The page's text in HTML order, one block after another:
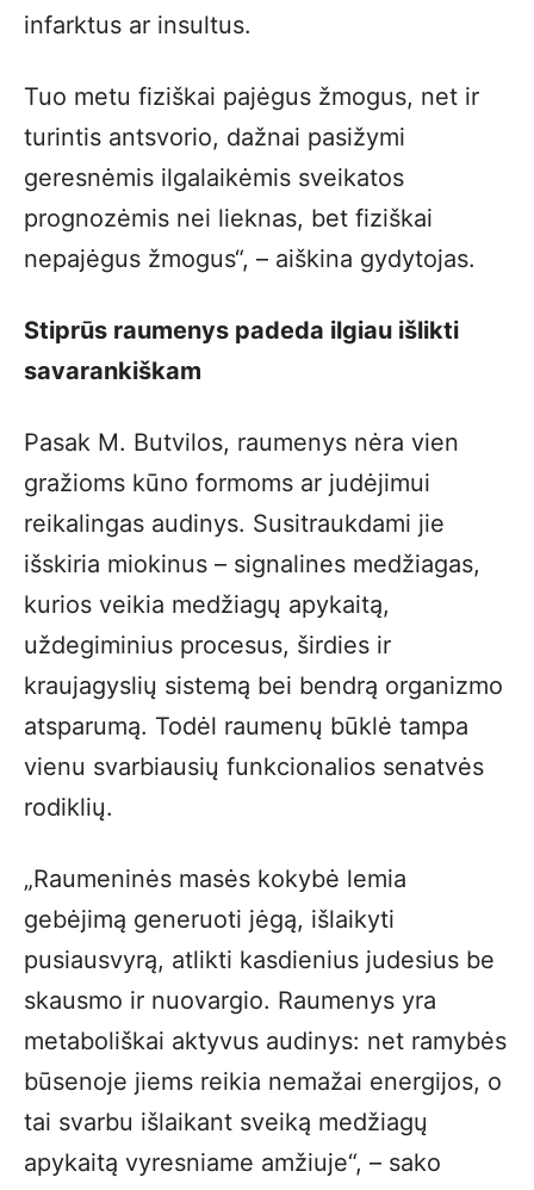
infarktus ar insultus.
Tuo metu fiziškai pajėgus žmogus, net ir
turintis antsvorio, dažnai pasižymi
geresnėmis ilgalaikėmis sveikatos
prognozėmis nei lieknas, bet fiziškai
nepajėgus žmogus“, – aiškina gydytojas.
Stiprūs raumenys padeda ilgiau išlikti
savarankiškam
Pasak M. Butvilos, raumenys nėra vien
gražioms kūno formoms ar judėjimui
reikalingas audinys. Susitraukdami jie
išskiria miokinus – signalines medžiagas,
kurios veikia medžiagų apykaitą,
uždegiminius procesus, širdies ir
kraujagyslių sistemą bei bendrą organizmo
atsparumą. Todėl raumenų būklė tampa
vienu svarbiausių funkcionalios senatvės
rodiklių.
„Raumeninės masės kokybė lemia
gebėjimą generuoti jėgą, išlaikyti
pusiausvyrą, atlikti kasdienius judesius be
skausmo ir nuovargio. Raumenys yra
metaboliškai aktyvus audinys: net ramybės
būsenoje jiems reikia nemažai energijos, o
tai svarbu išlaikant sveiką medžiagų
apykaitą vyresniame amžiuje“, – sako